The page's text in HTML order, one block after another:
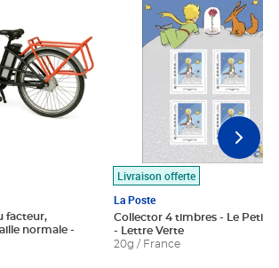
facteur,
Livraison offerte
La Poste
Collector 4 timbres - Le Petit
- Lettre Verte
20g / France